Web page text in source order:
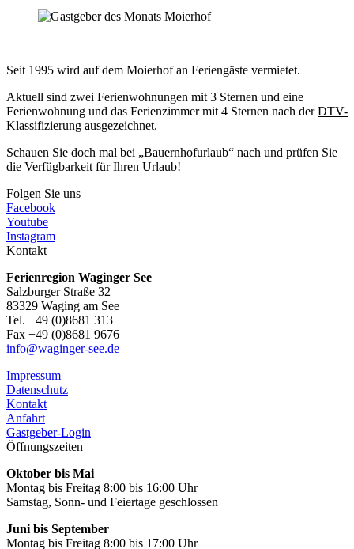
Seit 1995 wird auf dem Moierhof an Feriengäste vermietet.
Aktuell sind zwei Ferienwohnungen mit 3 Sternen und eine
Ferienwohnung und das Ferienzimmer mit 4 Sternen nach derDTV-
Klassifizierung ausgezeichnet.
Schauen Sie doch mal bei „Bauernhofurlaub“ nach und prüfen Sie
die Verfügbarkeit für Ihren Urlaub!
Folgen Sie uns
Facebook
Youtube
Instagram
Kontakt
Ferienregion Waginger See
Salzburger Straße 32
83329 Waging am See
Tel. +49 (0)8681 313
Fax +49 (0)8681 9676
info@waginger-see.de
Impressum
Datenschutz
Kontakt
Anfahrt
Gastgeber-Login
Öffnungszeiten
Oktober bis Mai
Montag bis Freitag 8:00 bis 16:00 Uhr
Samstag, Sonn- und Feiertage geschlossen
Juni bis September
Montag bis Freitag 8:00 bis 17:00 Uhr